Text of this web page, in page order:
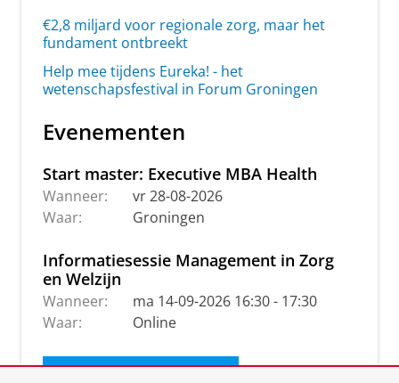
€2,8 miljard voor regionale zorg, maar het
fundament ontbreekt
Help mee tijdens Eureka! - het
wetenschapsfestival in Forum Groningen
Evenementen
Start master: Executive MBA Health
Wanneer:
vr 28-08-2026
Waar:
Groningen
Informatiesessie Management in Zorg
en Welzijn
Wanneer:
ma 14-09-2026 16:30 - 17:30
Waar:
Online